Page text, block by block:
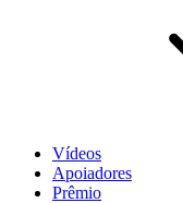
Vídeos
Apoiadores
Prêmio